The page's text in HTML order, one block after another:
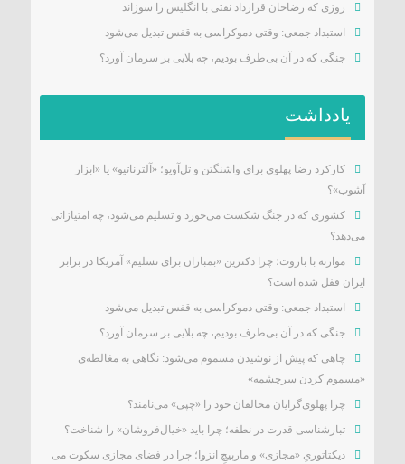
روزی که رضاخان قرارداد نفتی با انگلیس را سوزاند
استبداد جمعی: وقتی دموکراسی به قفس تبدیل می‌شود
جنگی که در آن بی‌طرف بودیم، چه بلایی بر سرمان آورد؟
یادداشت
کارکرد رضا پهلوی برای واشنگتن و تل‌آویو؛ «آلترناتیو» یا «ابزار
آشوب»؟
کشوری که در جنگ شکست می‌خورد و تسلیم می‌شود، چه امتیازاتی
می‌دهد؟
موازنه با باروت؛ چرا دکترین «بمباران برای تسلیم» آمریکا در برابر
ایران قفل شده است؟
استبداد جمعی: وقتی دموکراسی به قفس تبدیل می‌شود
جنگی که در آن بی‌طرف بودیم، چه بلایی بر سرمان آورد؟
چاهی که پیش از نوشیدن مسموم می‌شود: نگاهی به مغالطه‌ی
«مسموم کردن سرچشمه»
چرا پهلوی‌گرایان مخالفان خود را «چپی» می‌نامند؟
تبارشناسی قدرت در نطفه؛ چرا باید «خیال‌فروشان» را شناخت؟
دیکتاتوریِ «مجازی» و مارپیچِ انزوا؛ چرا در فضای مجازی سکوت می